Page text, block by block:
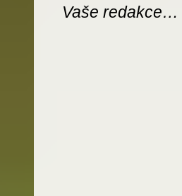
Vaše redakce…